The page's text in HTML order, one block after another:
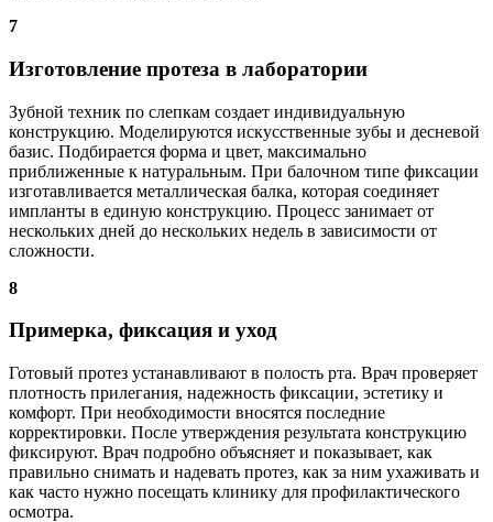
7
Изготовление протеза в лаборатории
Зубной техник по слепкам создает индивидуальную
конструкцию. Моделируются искусственные зубы и десневой
базис. Подбирается форма и цвет, максимально
приближенные к натуральным. При балочном типе фиксации
изготавливается металлическая балка, которая соединяет
импланты в единую конструкцию. Процесс занимает от
нескольких дней до нескольких недель в зависимости от
сложности.
8
Примерка, фиксация и уход
Готовый протез устанавливают в полость рта. Врач проверяет
плотность прилегания, надежность фиксации, эстетику и
комфорт. При необходимости вносятся последние
корректировки. После утверждения результата конструкцию
фиксируют. Врач подробно объясняет и показывает, как
правильно снимать и надевать протез, как за ним ухаживать и
как часто нужно посещать клинику для профилактического
осмотра.